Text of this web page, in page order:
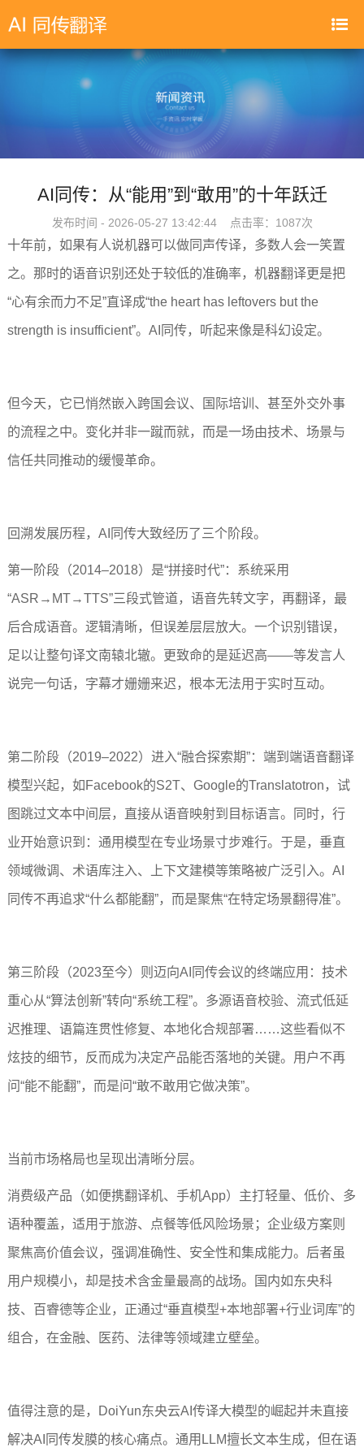
AI同传：从“能用”到“敢用”的十年跃迁
发布时间 - 2026-05-27 13:42:44 点击率： 1087次
十年前，如果有人说机器可以做同声传译，多数人会一笑置
之。那时的语音识别还处于较低的准确率，机器翻译更是把
“心有余而力不足”直译成“the heart has leftovers but the
strength is insufficient”。AI同传，听起来像是科幻设定。
但今天，它已悄然嵌入跨国会议、国际培训、甚至外交外事
的流程之中。变化并非一蹴而就，而是一场由技术、场景与
信任共同推动的缓慢革命。
回溯发展历程，AI同传大致经历了三个阶段。
第一阶段（2014–2018）是“拼接时代”：系统采用
“ASR→MT→TTS”三段式管道，语音先转文字，再翻译，最
后合成语音。逻辑清晰，但误差层层放大。一个识别错误，
足以让整句译文南辕北辙。更致命的是延迟高——等发言人
说完一句话，字幕才姗姗来迟，根本无法用于实时互动。
第二阶段（2019–2022）进入“融合探索期”：端到端语音翻译
模型兴起，如Facebook的S2T、Google的Translatotron，试
图跳过文本中间层，直接从语音映射到目标语言。同时，行
业开始意识到：通用模型在专业场景寸步难行。于是，垂直
领域微调、术语库注入、上下文建模等策略被广泛引入。AI
同传不再追求“什么都能翻”，而是聚焦“在特定场景翻得准”。
第三阶段（2023至今）则迈向AI同传会议的终端应用：技术
重心从“算法创新”转向“系统工程”。多源语音校验、流式低延
迟推理、语篇连贯性修复、本地化合规部署……这些看似不
炫技的细节，反而成为决定产品能否落地的关键。用户不再
问“能不能翻”，而是问“敢不敢用它做决策”。
当前市场格局也呈现出清晰分层。
消费级产品（如便携翻译机、手机App）主打轻量、低价、多
语种覆盖，适用于旅游、点餐等低风险场景；企业级方案则
聚焦高价值会议，强调准确性、安全性和集成能力。后者虽
用户规模小，却是技术含金量最高的战场。国内如东央科
技、百睿德等企业，正通过“垂直模型+本地部署+行业词库”的
组合，在金融、医药、法律等领域建立壁垒。
值得注意的是， DoiYun东央云AI传译大模型的崛起并未直接
解决AI同传发膜的核心痛点。通用LLM擅长文本生成，但在语